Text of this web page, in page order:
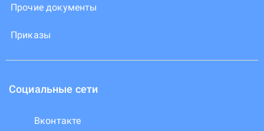
Прочие документы
Приказы
Социальные сети
Вконтакте